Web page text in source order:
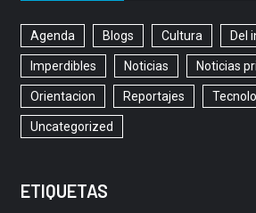
Agenda Blogs Cultura Del
Imperdibles Noticias Noticias
Orientacion Reportajes
Uncategorized
ETIQUETAS